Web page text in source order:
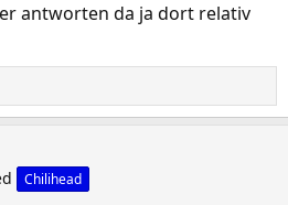
antworten da ja dort relativ
Chilihead